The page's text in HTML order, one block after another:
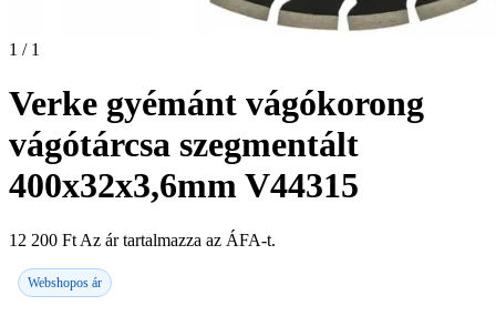
1 / 1
Verke gyémánt vágókorong
vágótárcsa szegmentált
400x32x3,6mm V44315
12 200 Ft Az ár tartalmazza az ÁFA-t.
Webshopos ár